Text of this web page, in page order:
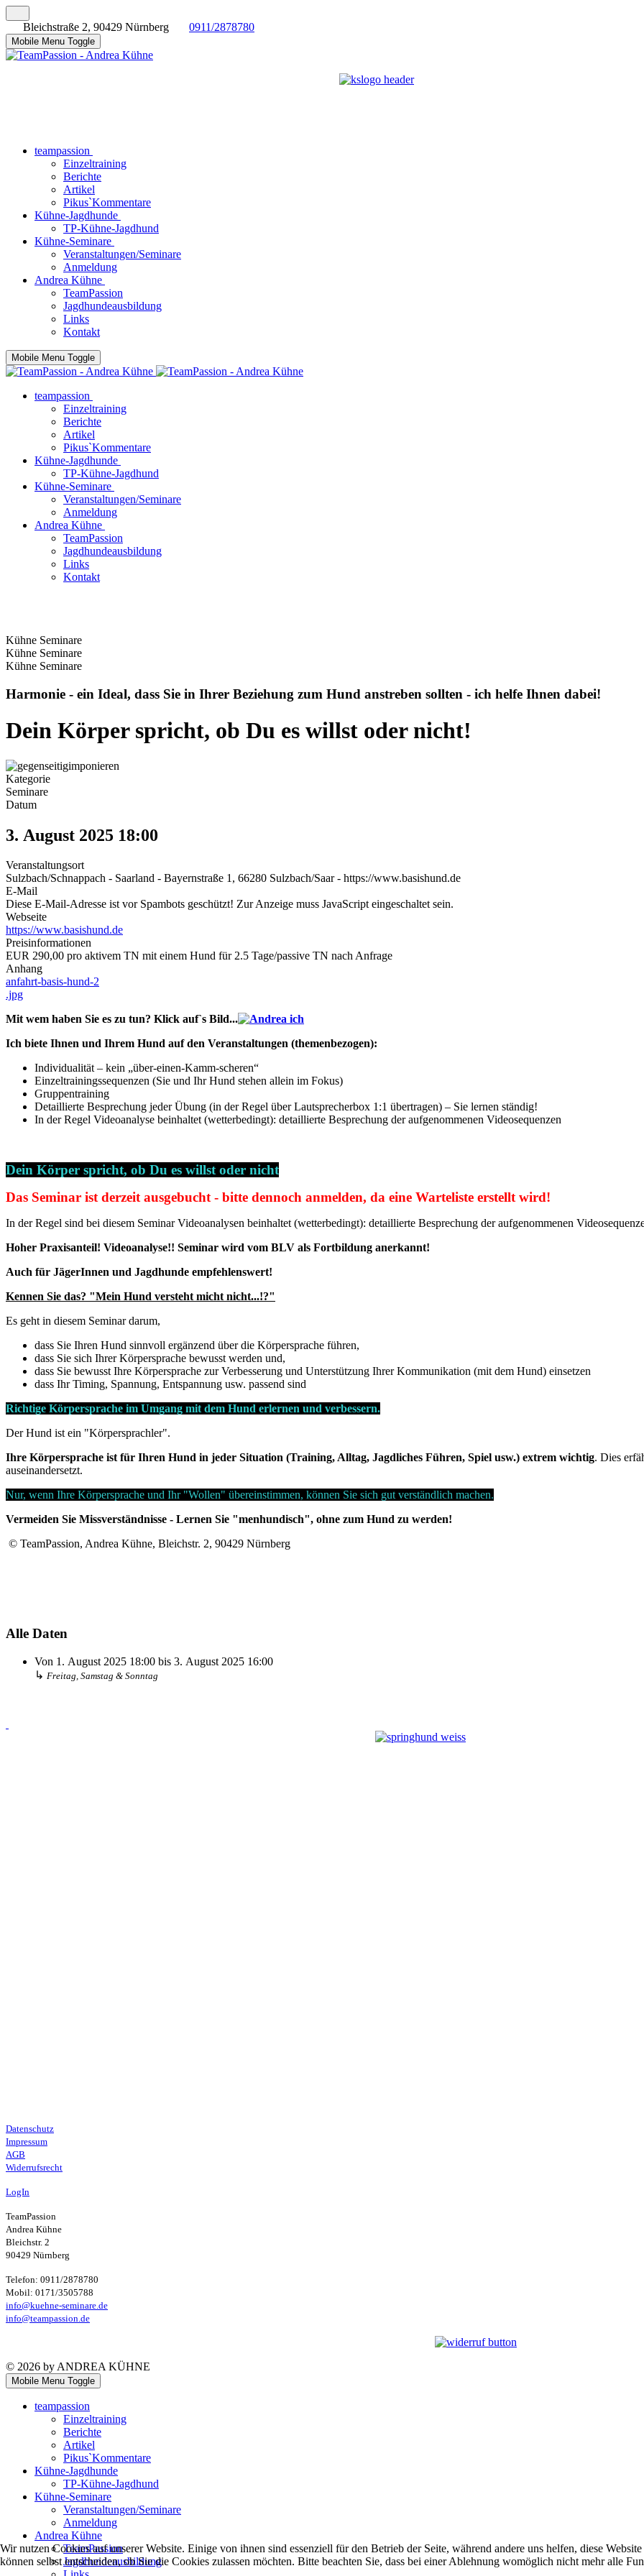
Bleichstraße 2, 90429 Nürnberg 0911/2878780
Mobile Menu Toggle
teampassion
Einzeltraining
Berichte
Artikel
Pikus`Kommentare
Kühne-Jagdhunde
TP-Kühne-Jagdhund
Kühne-Seminare
Veranstaltungen/Seminare
Anmeldung
Andrea Kühne
TeamPassion
Jagdhundeausbildung
Links
Kontakt
Mobile Menu Toggle
teampassion
Einzeltraining
Berichte
Artikel
Pikus`Kommentare
Kühne-Jagdhunde
TP-Kühne-Jagdhund
Kühne-Seminare
Veranstaltungen/Seminare
Anmeldung
Andrea Kühne
TeamPassion
Jagdhundeausbildung
Links
Kontakt
Kühne Seminare
Kühne Seminare
Kühne Seminare
Harmonie - ein Ideal, dass Sie in Ihrer Beziehung zum Hund anstreben sollten - ich helfe Ihnen dabei!
Dein Körper spricht, ob Du es willst oder nicht!
Kategorie
Seminare
Datum
3. August 2025 18:00
Veranstaltungsort
Sulzbach/Schnappach - Saarland - Bayernstraße 1, 66280 Sulzbach/Saar - https://www.basishund.de
E-Mail
Diese E-Mail-Adresse ist vor Spambots geschützt! Zur Anzeige muss JavaScript eingeschaltet sein.
Webseite
https://www.basishund.de
Preisinformationen
EUR 290,00 pro aktivem TN mit einem Hund für 2.5 Tage/passive TN nach Anfrage
Anhang
anfahrt-basis-hund-2
.jpg
Mit wem haben Sie es zu tun? Klick auf`s Bild...
Ich biete Ihnen und Ihrem Hund auf den Veranstaltungen (themenbezogen):
Individualität – kein „über-einen-Kamm-scheren“
Einzeltrainingssequenzen (Sie und Ihr Hund stehen allein im Fokus)
Gruppentraining
Detaillierte Besprechung jeder Übung (in der Regel über Lautsprecherbox 1:1 übertragen) – Sie lernen ständig!
In der Regel Videoanalyse beinhaltet (wetterbedingt): detaillierte Besprechung der aufgenommenen Videosequenzen
Dein Körper spricht, ob Du es willst oder nicht
Das Seminar ist derzeit ausgebucht - bitte dennoch anmelden, da eine Warteliste erstellt wird!
In der Regel sind bei diesem Seminar Videoanalysen beinhaltet (wetterbedingt): detaillierte Besprechung der aufgenommenen
Hoher Praxisanteil! Videoanalyse!! Seminar wird vom BLV als Fortbildung anerkannt!
Auch für JägerInnen und Jagdhunde empfehlenswert!
Kennen Sie das? "Mein Hund versteht micht nicht...!?"
Es geht in diesem Seminar darum,
dass Sie Ihren Hund sinnvoll ergänzend über die Körpersprache führen,
dass Sie sich Ihrer Körpersprache bewusst werden und,
dass Sie bewusst Ihre Körpersprache zur Verbesserung und Unterstützung Ihrer Kommunikation (mit dem Hund) einsetzen
dass Ihr Timing, Spannung, Entspannung usw. passend sind
Richtige Körpersprache im Umgang mit dem Hund erlernen und verbessern.
Der Hund ist ein "Körpersprachler".
Ihre Körpersprache ist für Ihren Hund in jeder Situation (Training, Alltag, Jagdliches Führen, Spiel usw.) extrem wichtig. Dies
auseinandersetzt.
Nur, wenn Ihre Körpersprache und Ihr "Wollen" übereinstimmen, können Sie sich gut verständlich machen.
Vermeiden Sie Missverständnisse - Lernen Sie "menhundisch", ohne zum Hund zu werden!
© TeamPassion, Andrea Kühne, Bleichstr. 2, 90429 Nürnberg
Alle Daten
Von 1. August 2025 18:00 bis 3. August 2025 16:00
↳ Freitag, Samstag & Sonntag
Datenschutz
Impressum
AGB
Widerrufsrecht
LogIn
TeamPassion
Andrea Kühne
Bleichstr. 2
90429 Nürnberg
Telefon: 0911/2878780
Mobil: 0171/3505788
info@kuehne-seminare.de
info@teampassion.de
© 2026 by ANDREA KÜHNE
Mobile Menu Toggle
teampassion
Einzeltraining
Berichte
Artikel
Pikus`Kommentare
Kühne-Jagdhunde
TP-Kühne-Jagdhund
Kühne-Seminare
Veranstaltungen/Seminare
Anmeldung
Andrea Kühne
TeamPassion
Jagdhundeausbildung
Wir nutzen Cookies auf unserer Website. Einige von ihnen sind essenziell für den Betrieb der Seite, während andere uns helfen, diese
können selbst entscheiden, ob Sie die Cookies zulassen möchten. Bitte beachten Sie, dass bei einer Ablehnung womöglich nicht mehr alle